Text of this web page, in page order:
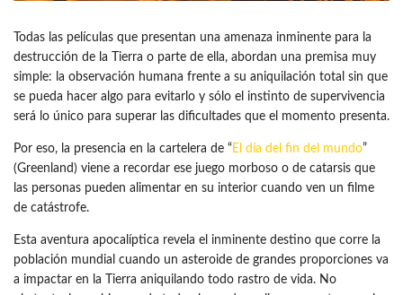
Todas las películas que presentan una amenaza inminente para la
destrucción de la Tierra o parte de ella, abordan una premisa muy
simple: la observación humana frente a su aniquilación total sin que
se pueda hacer algo para evitarlo y sólo el instinto de supervivencia
será lo único para superar las dificultades que el momento presenta.
Por eso, la presencia en la cartelera de “ El día del fin del mundo”
(Greenland) viene a recordar ese juego morboso o de catarsis que
las personas pueden alimentar en su interior cuando ven un filme
de catástrofe.
Esta aventura apocalíptica revela el inminente destino que corre la
población mundial cuando un asteroide de grandes proporciones va
a impactar en la Tierra aniquilando todo rastro de vida. No